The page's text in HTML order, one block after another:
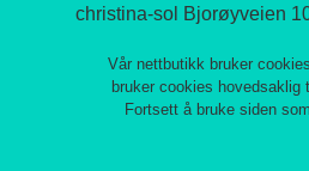
christina-sol Bjorøyveien
Vår nettbutikk bruker
bruker cookies hovedsaklig
Fortsett å bruke siden